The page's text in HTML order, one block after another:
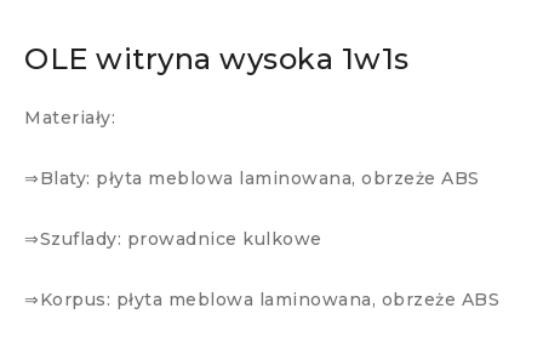
OLE witryna wysoka 1w1s
Materiały:
⇒Blaty: płyta meblowa laminowana, obrzeże ABS
⇒Szuflady: prowadnice kulkowe
⇒Korpus: płyta meblowa laminowana, obrzeże ABS